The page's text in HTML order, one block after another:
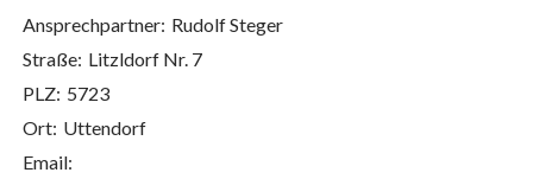
Ansprechpartner: Rudolf Steger
Straße: Litzldorf Nr. 7
PLZ: 5723
Ort: Uttendorf
Email: